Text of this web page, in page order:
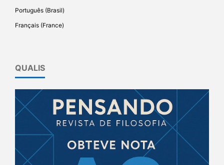
Português (Brasil)
Français (France)
QUALIS